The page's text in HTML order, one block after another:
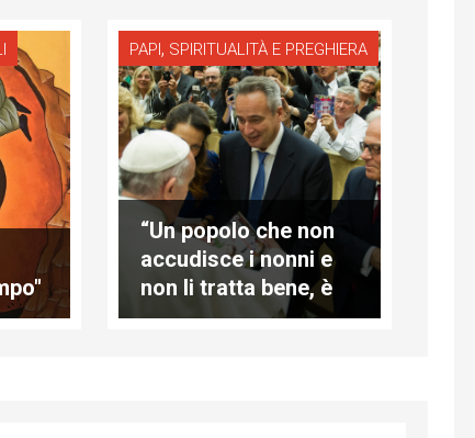
PAPI, SPIRITUALITÀ E PREGHIERA
“Un popolo che non
accudisce i nonni e
non li tratta bene, è
un popolo che non ha